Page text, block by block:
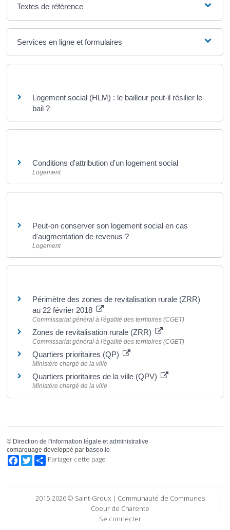
Textes de référence
Services en ligne et formulaires
Logement social (HLM) : le bailleur peut-il résilier le
bail ?
Conditions d'attribution d'un logement social
Logement
Peut-on conserver son logement social en cas
d'augmentation de revenus ?
Logement
Périmètre des zones de revitalisation rurale (ZRR)
au 22 février 2018
Commissariat général à l'égalité des territoires (CGET)
Zones de revitalisation rurale (ZRR)
Commissariat général à l'égalité des territoires (CGET)
Quartiers prioritaires (QP)
Ministère chargé de la ville
Quartiers prioritaires de la ville (QPV)
Ministère chargé de la ville
© Direction de l'information légale et administrative
comarquage developpé par baseo.io
Facebook
TwitterPartager cette page
2015-2026 © Saint-Groux | Communauté de Communes
Coeur de Charente
Se connecter